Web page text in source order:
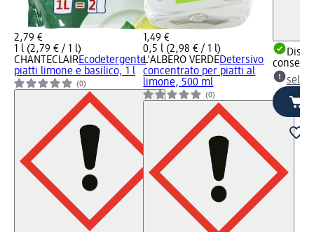
2,79 €
1 l (2,79 € / 1 l)
CHANTECLAIREcodetergente
piatti limone e basilico, 1 l
(0)
1,49 €
0,5 l (2,98 € / 1 l)
L'ALBERO VERDEDetersivo
concentrato per piatti al
limone, 500 ml
(0)